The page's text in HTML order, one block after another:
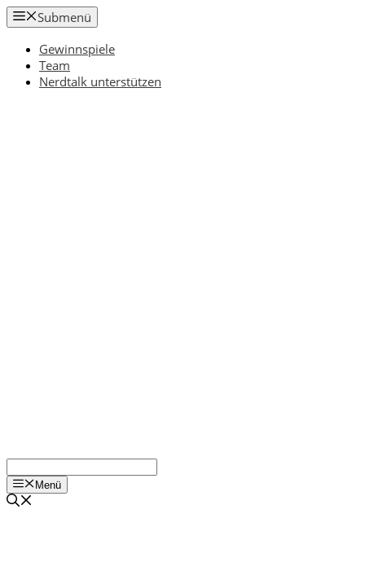
Zum
Inhalt
springen
Submenü
Gewinnspiele
Team
Nerdtalk unterstützen
Menü